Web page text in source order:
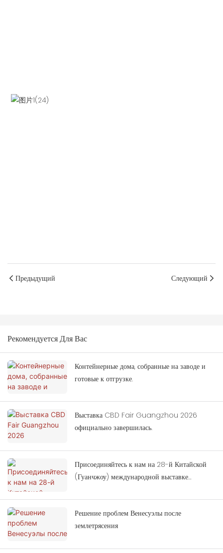
Предыдущий Следующий
Рекомендуется Для Вас
Контейнерные дома, собранные на заводе и
готовые к отгрузке.
Выставка CBD Fair Guangzhou 2026
официально завершилась.
Присоединяйтесь к нам на 28-й Китайской
(Гуанчжоу) международной выставке
Решение проблем Венесуэлы после
землетрясения